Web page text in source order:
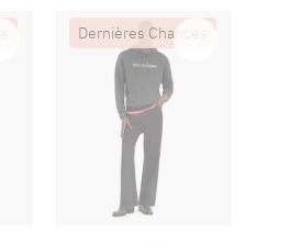
Dernières Chances